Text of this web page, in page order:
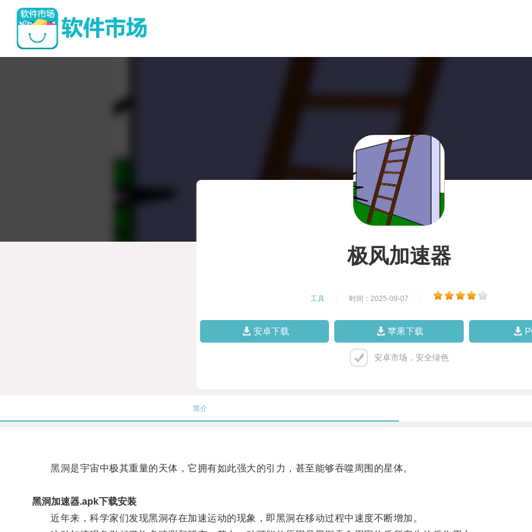
极风加速器
工具 时间：2025-09-07
安卓下载 苹果下载
安卓市场，安全绿色
简介
黑洞是宇宙中极其重量的天体，它拥有如此强大的引力，甚至能够吞噬周围的星体。
黑洞加速器.apk下载安装
近年来，科学家们发现黑洞存在加速运动的现象，即黑洞在移动过程中速度不断增加。